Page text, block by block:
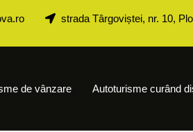
strada Târgoviștei, nr. 10,
de vânzare Autoturisme curând